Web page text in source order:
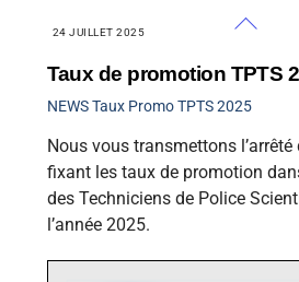
content
24 JUILLET 2025
Taux de promotion TPTS
NEWS Taux Promo TPTS 2025
Nous vous transmettons
fixant les taux de promotion
des Techniciens de Police
l’année 2025.
Back
Top